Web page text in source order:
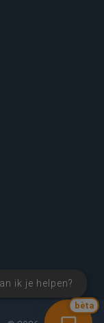
bèta
ik je helpen?